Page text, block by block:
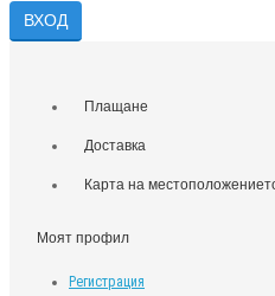
Плащане
Доставка
Карта на
Моят профил
Регистрация